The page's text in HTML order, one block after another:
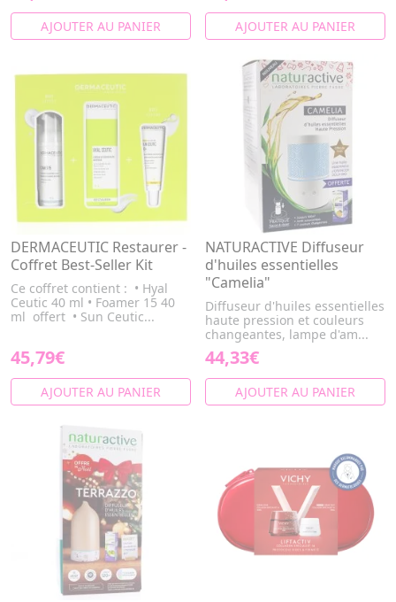
AJOUTER AU PANIER AJOUTER AU PANIER
DERMACEUTIC Restaurer -
Coffret Best-Seller Kit
Ce coffret contient : • Hyal
Ceutic 40 ml • Foamer 15 40
ml offert • Sun Ceutic...
45,79€
AJOUTER AU PANIER
NATURACTIVE Diffuseur
d'huiles essentielles
"Camelia"
Diffuseur d'huiles essentielles
haute pression et couleurs
changeantes, lampe d'am...
44,33€
AJOUTER AU PANIER